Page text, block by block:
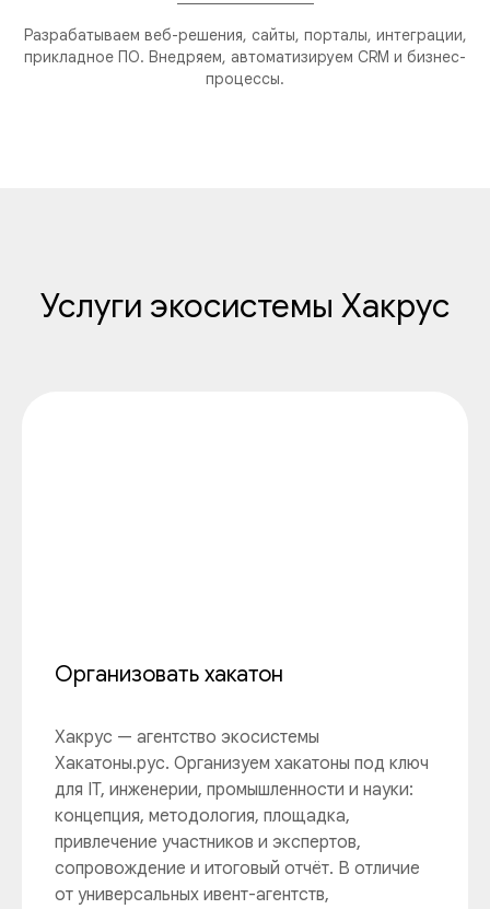
Разрабатываем веб-решения, сайты, порталы, интеграции,
прикладное ПО. Внедряем, автоматизируем CRM и бизнес-
процессы.
Услуги экосистемы Хакрус
Организовать хакатон
Хакрус — агентство экосистемы
Хакатоны.рус. Организуем хакатоны под ключ
для IT, инженерии, промышленности и науки:
концепция, методология, площадка,
привлечение участников и экспертов,
сопровождение и итоговый отчёт. В отличие
от универсальных ивент-агентств,